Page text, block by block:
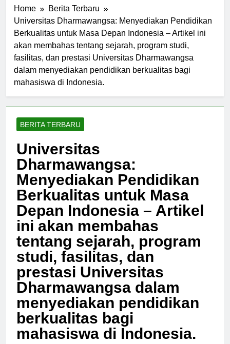
Home
Berita Terbaru
Universitas Dharmawangsa: Menyediakan Pendidikan
Berkualitas untuk Masa Depan Indonesia – Artikel ini
akan membahas tentang sejarah, program studi,
fasilitas, dan prestasi Universitas Dharmawangsa
dalam menyediakan pendidikan berkualitas bagi
mahasiswa di Indonesia.
BERITA TERBARU
Universitas
Dharmawangsa:
Menyediakan Pendidikan
Berkualitas untuk Masa
Depan Indonesia – Artikel
ini akan membahas
tentang sejarah, program
studi, fasilitas, dan
prestasi Universitas
Dharmawangsa dalam
menyediakan pendidikan
berkualitas bagi
mahasiswa di Indonesia.